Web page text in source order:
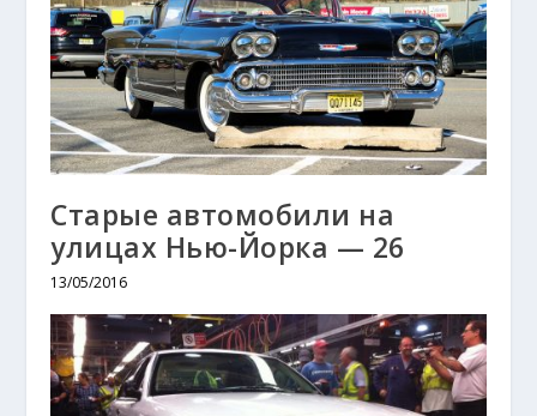
Старые автомобили на
улицах Нью-Йорка — 26
13/05/2016